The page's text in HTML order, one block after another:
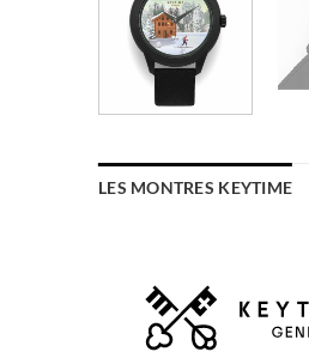
LES MONTRES KEYTIME